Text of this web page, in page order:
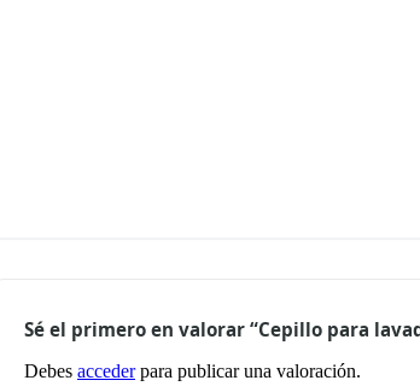
Sé el primero en valorar “Cepillo para
Debes accederpara publicar una valoración.